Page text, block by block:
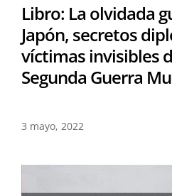
Libro: La olvidada
Japón, secretos
víctimas invisibles
Segunda Guerra
3 mayo, 2022